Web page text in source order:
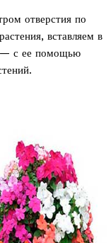
отверстия по
вставляем в
— с ее помощью